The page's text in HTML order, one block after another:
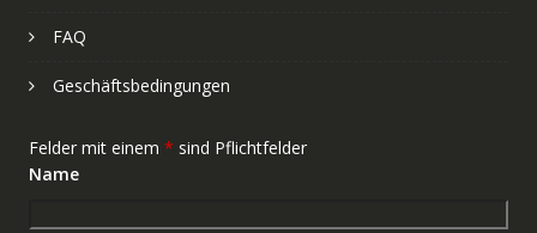
FAQ
Geschäftsbedingungen
Felder mit einem * sind Pflichtfelder
Name